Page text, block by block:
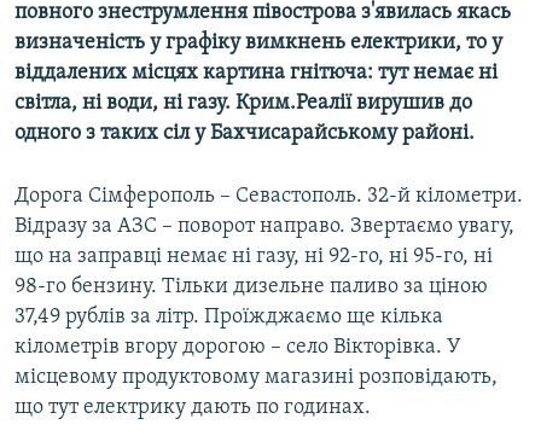
повного знеструмлення півострова з'явилась якась
визначеність у графіку вимкнень електрики, то у
віддалених місцях картина гнітюча: тут немає ні
світла, ні води, ні газу. Крим.Реалії вирушив до
одного з таких сіл у Бахчисарайському районі.
Дорога Сімферополь – Севастополь. 32-й кілометри.
Відразу за АЗС – поворот направо. Звертаємо увагу,
що на заправці немає ні газу, ні 92-го, ні 95-го, ні
98-го бензину. Тільки дизельне паливо за ціною
37,49 рублів за літр. Проїжджаємо ще кілька
кілометрів вгору дорогою – село Вікторівка. У
місцевому продуктовому магазині розповідають,
що тут електрику дають по годинах.